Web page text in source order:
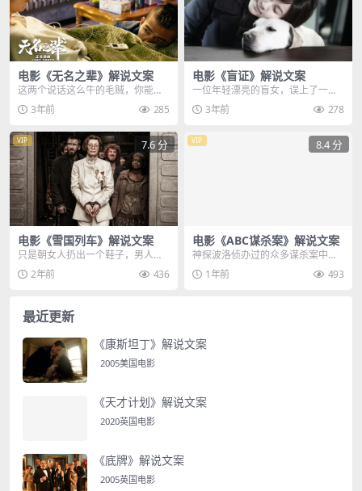
电影《无名之辈》解说文案
这两个说话这么牛的毛贼，你能想
象他们把摩托骑上了天，就在几个
小时前，这两人去抢劫...
3年前 285
电影《盲证》解说文案
一位年轻漂亮的盲女，误上了一个
专门虐杀女性的，变态杀人狂的
车，高智商对战高智商，...
3年前 278
VIP 7.6 分
电影《雪国列车》解说文案
只是朝女人扔出一个鞋子，男人就
被剪掉上衣，抹上神秘油脂，强行
将手臂伸出窗外，接触...
2年前 436
VIP 8.4 分
电影《ABC谋杀案》解说文案
神探波洛侦办过的众多谋杀案中，A
BC谋杀案的凶手，可以算得上是最
狡猾的一个，他精...
1年前 493
最近更新
《康斯坦丁》解说文案
2005美国电影
《天才计划》解说文案
2020英国电影
《底牌》解说文案
2005英国电影